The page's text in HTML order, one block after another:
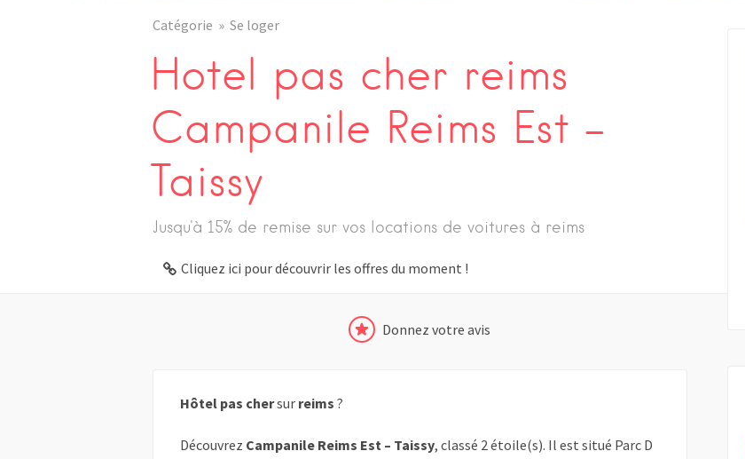
Catégorie Se loger
Hotel pas cher reims
Campanile Reims Est –
Taissy
Jusqu'à 15% de remise sur vos locations de voitures à reims
Cliquez ici pour découvrir les offres du moment !
Donnez votre avis
Hôtel pas chersur reims ?
Découvrez Campanile Reims Est – Taissy, classé 2 étoile(s). Il est situé Parc D